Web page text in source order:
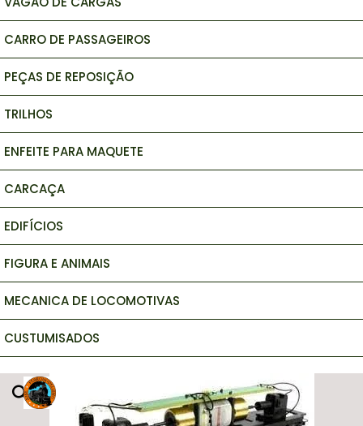
CARRO DE PASSAGEIROS
PEÇAS DE REPOSIÇÃO
TRILHOS
ENFEITE PARA MAQUETE
CARCAÇA
EDIFÍCIOS
FIGURA E ANIMAIS
MECANICA DE LOCOMOTIVAS
CUSTUMISADOS